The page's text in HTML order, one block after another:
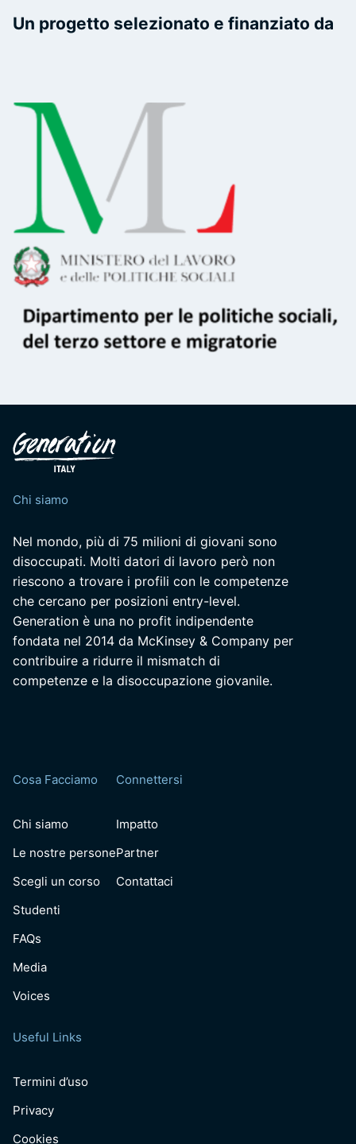
Un progetto selezionato e finanziato da
Chi siamo
Nel mondo, più di 75 milioni di giovani sono
disoccupati. Molti datori di lavoro però non
riescono a trovare i profili con le competenze
che cercano per posizioni entry-level.
Generation è una no profit indipendente
fondata nel 2014 da McKinsey & Company per
contribuire a ridurre il mismatch di
competenze e la disoccupazione giovanile.
Cosa Facciamo
Chi siamo
Le nostre persone
Scegli un corso
Studenti
FAQs
Media
Voices
Connettersi
Impatto
Partner
Contattaci
Useful Links
Termini d’uso
Privacy
Cookies